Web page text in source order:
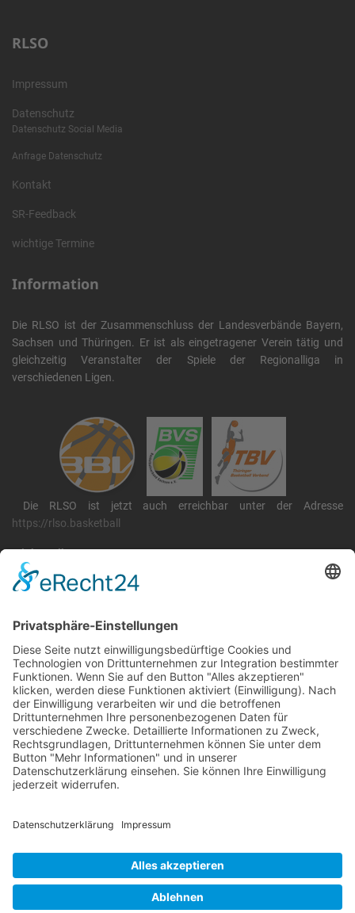
RLSO
Impressum
Datenschutz
Datenschutz Social Media
Anfrage Datenschutz
Kontakt
SR-Feedback
wichtige Termine
Information
Die RLSO ist der Zusammenschluss der Landesverbände Bayern,
Sachsen und Thüringen. Er ist als eingetragener Verein tätig und
gleichzeitig Veranstalter der Spiele der Regionalliga in
verschiedenen Ligen.
Die RLSO ist jetzt auch erreichbar unter der Adresse
https://rlso.basketball
Wir betreiben ...
RLSO Minikalender
August 2026
Mo Di Mi Do Fr Sa
So
3127 28 29 30 31 1
2
3310 11 12
26 27 28
3